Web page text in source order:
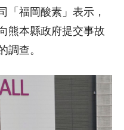
「福岡酸素」表示，
熊本縣政府提交事故
調查。